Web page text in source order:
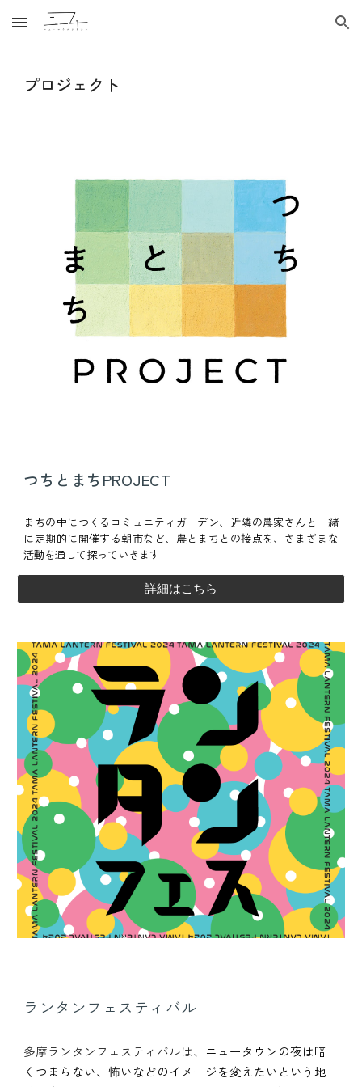
Skip to main content Skip to navigation
プロジェクト
つちとまちPROJECT
まちの中につくるコミュニティガーデン、 近隣の農家さんと一緒
に定期的に開催する朝市など、農とまちとの接点を、さまざまな
活動を通して探っていきます
詳細はこちら
ランタンフェスティバル
多摩ランタンフェスティバルは、 ニュータウンの夜は暗
くつまらない、怖いなどのイメージを変えたいという地